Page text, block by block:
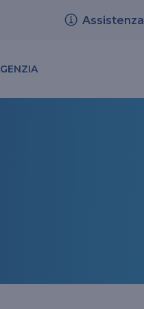
Assistenza